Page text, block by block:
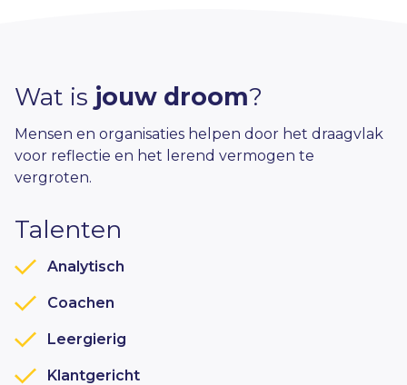
Wat is jouw droom?
Mensen en organisaties helpen door het draagvlak
voor reflectie en het lerend vermogen te
vergroten.
Talenten
Analytisch
Coachen
Leergierig
Klantgericht